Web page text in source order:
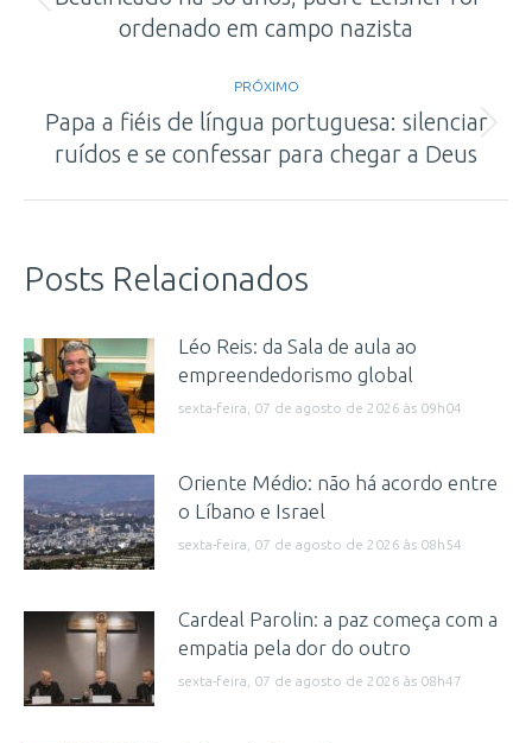
Post
anterior:
ordenado em campo nazista
PRÓXIMO
Próximo
post:
Papa a fiéis de língua portuguesa: silenciar
ruídos e se confessar para chegar a Deus
Posts Relacionados
Léo Reis: da Sala de aula ao
empreendedorismo global
sexta-feira, 07 de agosto de 2026 às 09h04
Oriente Médio: não há acordo entre
o Líbano e Israel
sexta-feira, 07 de agosto de 2026 às 08h54
Cardeal Parolin: a paz começa com a
empatia pela dor do outro
sexta-feira, 07 de agosto de 2026 às 08h47